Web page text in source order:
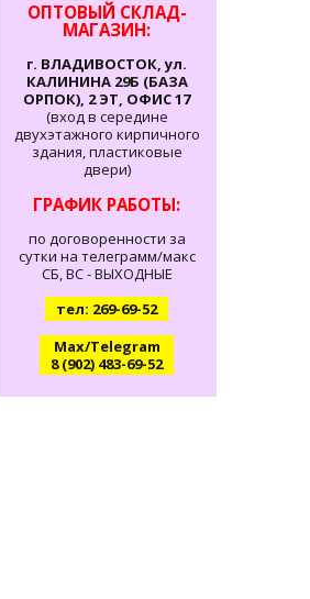
ОПТОВЫЙ СКЛАД-
МАГАЗИН:
г. ВЛАДИВОСТОК, ул.
КАЛИНИНА 29Б (БАЗА
ОРПОК), 2 ЭТ, ОФИС 17
(вход в середине
двухэтажного кирпичного
здания, пластиковые
двери)
ГРАФИК РАБОТЫ:
по договоренности за
сутки на телеграмм/макс
СБ, ВС - ВЫХОДНЫЕ
тел: 269-69-52
Max/Telegram
8 (902) 483-69-52